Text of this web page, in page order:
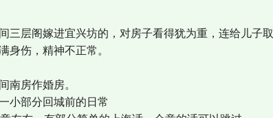
三层阁嫁进宜兴坊的，对房子看得犹为重，连给儿子
身伤，精神不正常。
南房作婚房。
小部分回城前的日常